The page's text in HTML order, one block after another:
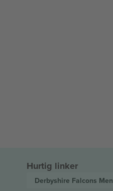
Hurtig linker
Derbyshire Falcons Men